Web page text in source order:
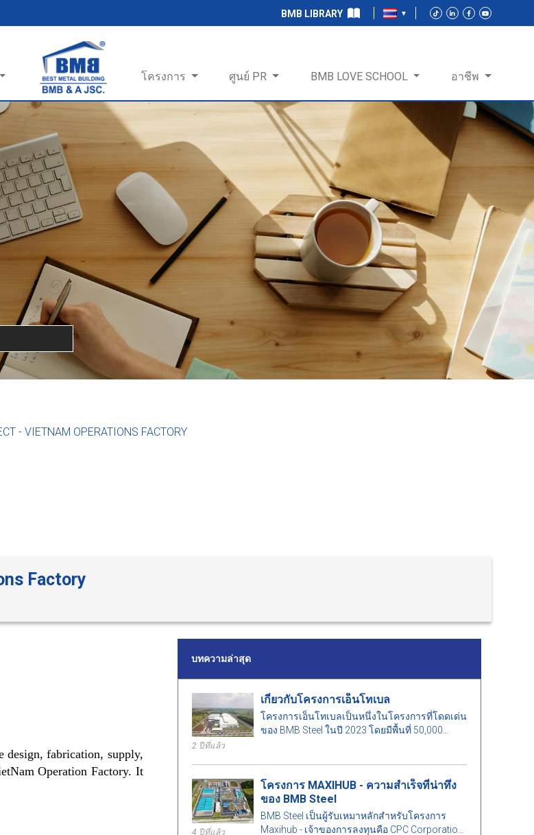
BMB LIBRARY
โครงการ ศูนย์ PR BMB LOVE SCHOOL อาชีพ
- VIETNAM OPERATIONS FACTORY
Factory
design, fabrication, supply,
Operation Factory. It
บทความล่าสุด
2 ปีที่แล้ว
เกี่ยวกับโครงการเอ็นโทเบล
โครงการเอ็นโทเบลเป็นหนึ่งในโครงการที่โดดเด่น
ของ BMB Steel ในปี 2023 โดยมีพื้นที่ 50,000
4 ปีที่แล้ว
โครงการ MAXIHUB - ความสำเร็จที่น่าทึ่ง
ของ BMB Steel
BMB Steel เป็นผู้รับเหมาหลักสำหรับโครงการ
Maxihub - เจ้าของการลงทุนคือ CPC Corporation